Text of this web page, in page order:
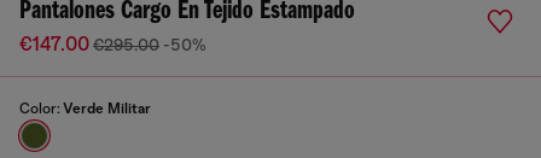
Pantalones Cargo En Tejido Estampado
€147.00€295.00 -50%
Color: Verde Militar